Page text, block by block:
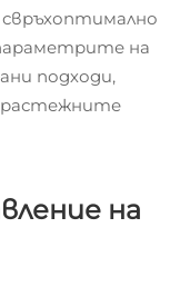
на
подходи,
растежните
на